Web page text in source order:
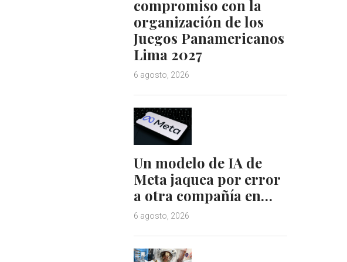
compromiso con la
organización de los
Juegos Panamericanos
Lima 2027
6 agosto, 2026
Un modelo de IA de
Meta jaquea por error
a otra compañía en…
6 agosto, 2026